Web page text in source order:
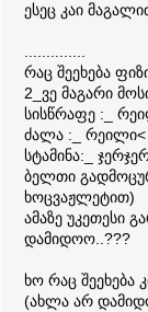
შეიძლება
აშკარაა
ფგრეიდი
ესეც კაი
რაც შეეხება
2_ვე მაგარი
სისწრაფე :_
ძალა :_ რეილი<
სტამინა:_
ბელთი
ხოცვაჟლეტით)
ამაზე უკეთესი
დამიდოო..???
ხო რაც
(ახლა არ